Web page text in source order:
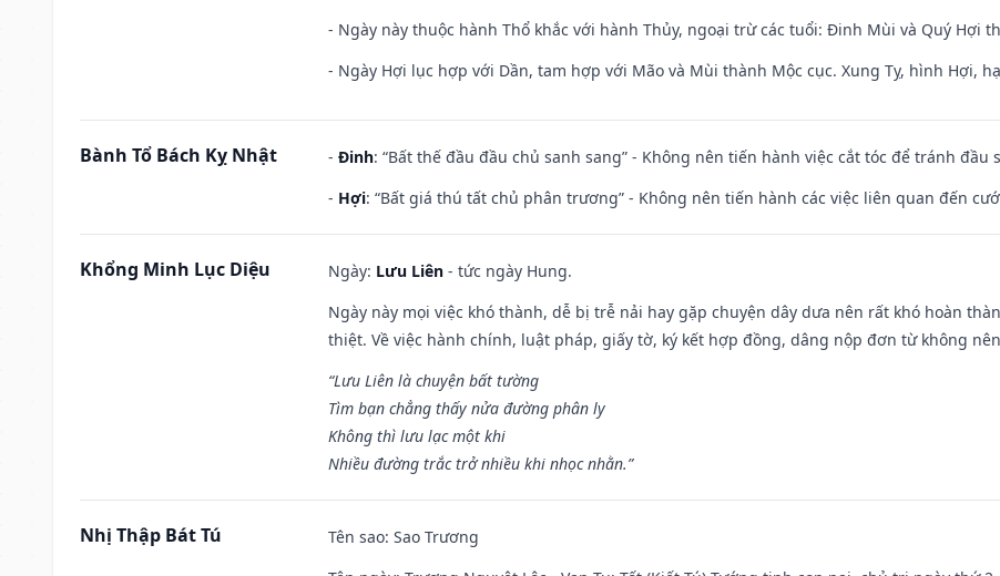
- Ngày này thuộc hành Thổ khắc với hành Thủy, ngoại trừ các tuổi: Đinh Mùi và Quý Hợi
- Ngày Hợi lục hợp với Dần, tam hợp với Mão và Mùi thành Mộc cục. Xung Tỵ, hình Hợi,
Bành Tổ Bách Kỵ Nhật - Đinh: “Bất thế đầu đầu chủ sanh sang” - Không nên tiến hành việc cắt tóc để tránh đầu
- Hợi: “Bất giá thú tất chủ phân trương” - Không nên tiến hành các việc liên quan đến
Khổng Minh Lục Diệu Ngày: Lưu Liên - tức ngày Hung.
Ngày này mọi việc khó thành, dễ bị trễ nải hay gặp chuyện dây dưa nên rất khó hoàn
thiệt. Về việc hành chính, luật pháp, giấy tờ, ký kết hợp đồng, dâng nộp đơn từ không
“Lưu Liên là chuyện bất tường
Tìm bạn chẳng thấy nửa đường phân ly
Không thì lưu lạc một khi
Nhiều đường trắc trở nhiều khi nhọc nhằn.”
Nhị Thập Bát Tú Tên sao: Sao Trương